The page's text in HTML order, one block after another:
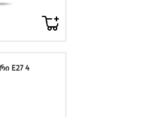
E27 4